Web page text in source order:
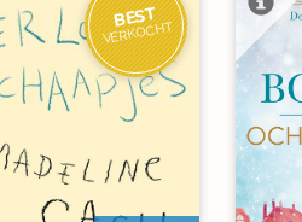
BEST
VERKOCHT